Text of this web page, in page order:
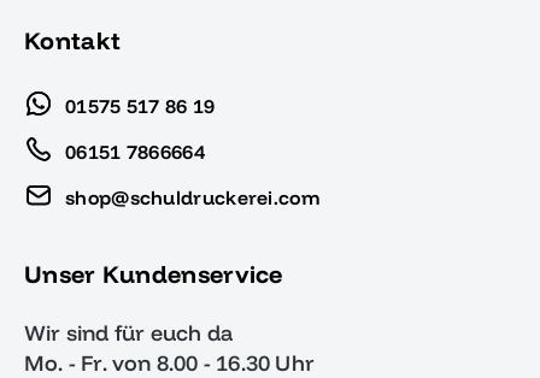
Kontakt
01575 517 86 19
06151 7866664
shop@schuldruckerei.com
Unser Kundenservice
Wir sind für euch da
Mo. - Fr. von 8.00 - 16.30 Uhr